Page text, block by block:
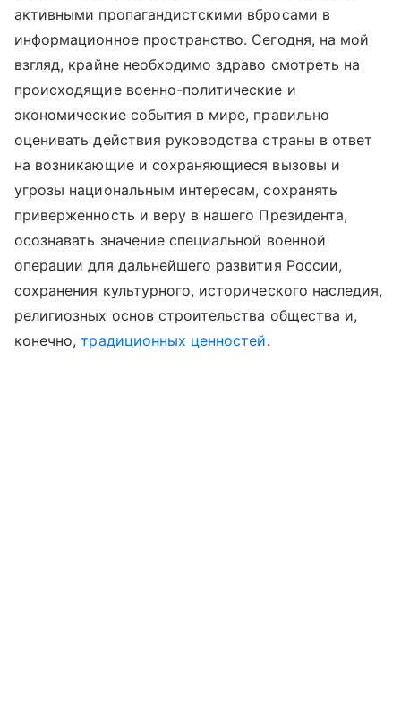
активными пропагандистскими вбросами в
информационное пространство. Сегодня, на мой
взгляд, крайне необходимо здраво смотреть на
происходящие военно-политические и
экономические события в мире, правильно
оценивать действия руководства страны в ответ
на возникающие и сохраняющиеся вызовы и
угрозы национальным интересам, сохранять
приверженность и веру в нашего Президента,
осознавать значение специальной военной
операции для дальнейшего развития России,
сохранения культурного, исторического наследия,
религиозных основ строительства общества и,
конечно,традиционных ценностей.